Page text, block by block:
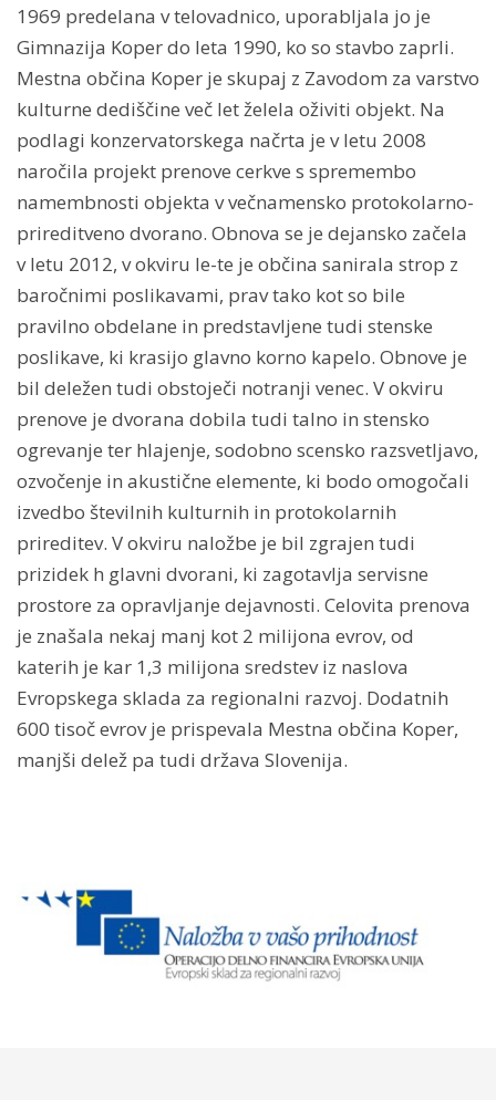
1969 predelana v telovadnico, uporabljala jo je
Gimnazija Koper do leta 1990, ko so stavbo zaprli.
Mestna občina Koper je skupaj z Zavodom za varstvo
kulturne dediščine več let želela oživiti objekt. Na
podlagi konzervatorskega načrta je v letu 2008
naročila projekt prenove cerkve s spremembo
namembnosti objekta v večnamensko protokolarno-
prireditveno dvorano. Obnova se je dejansko začela
v letu 2012, v okviru le-te je občina sanirala strop z
baročnimi poslikavami, prav tako kot so bile
pravilno obdelane in predstavljene tudi stenske
poslikave, ki krasijo glavno korno kapelo. Obnove je
bil deležen tudi obstoječi notranji venec. V okviru
prenove je dvorana dobila tudi talno in stensko
ogrevanje ter hlajenje, sodobno scensko razsvetljavo,
ozvočenje in akustične elemente, ki bodo omogočali
izvedbo številnih kulturnih in protokolarnih
prireditev. V okviru naložbe je bil zgrajen tudi
prizidek h glavni dvorani, ki zagotavlja servisne
prostore za opravljanje dejavnosti. Celovita prenova
je znašala nekaj manj kot 2 milijona evrov, od
katerih je kar 1,3 milijona sredstev iz naslova
Evropskega sklada za regionalni razvoj. Dodatnih
600 tisoč evrov je prispevala Mestna občina Koper,
manjši delež pa tudi država Slovenija.